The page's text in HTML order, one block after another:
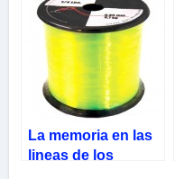
La memoria en las
lineas de los